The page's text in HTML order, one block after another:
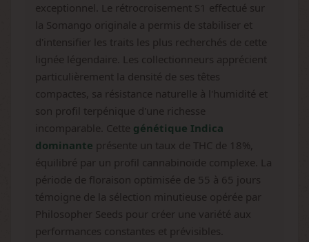
exceptionnel. Le rétrocroisement S1 effectué sur
la Somango originale a permis de stabiliser et
d'intensifier les traits les plus recherchés de cette
lignée légendaire. Les collectionneurs apprécient
particulièrement la densité de ses têtes
compactes, sa résistance naturelle à l'humidité et
son profil terpénique d'une richesse
incomparable. Cette génétique Indica
dominante présente un taux de THC de 18%,
équilibré par un profil cannabinoïde complexe. La
période de floraison optimisée de 55 à 65 jours
témoigne de la sélection minutieuse opérée par
Philosopher Seeds pour créer une variété aux
performances constantes et prévisibles.